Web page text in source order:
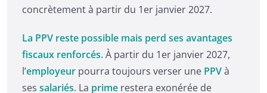
concrètement à partir du 1er janvier 2027.
La PPV reste possible mais perd ses avantages
fiscaux renforcés.À partir du 1er janvier 2027,
l’employeur pourra toujours verser une PPVà
ses salariés. La prime restera exonérée de